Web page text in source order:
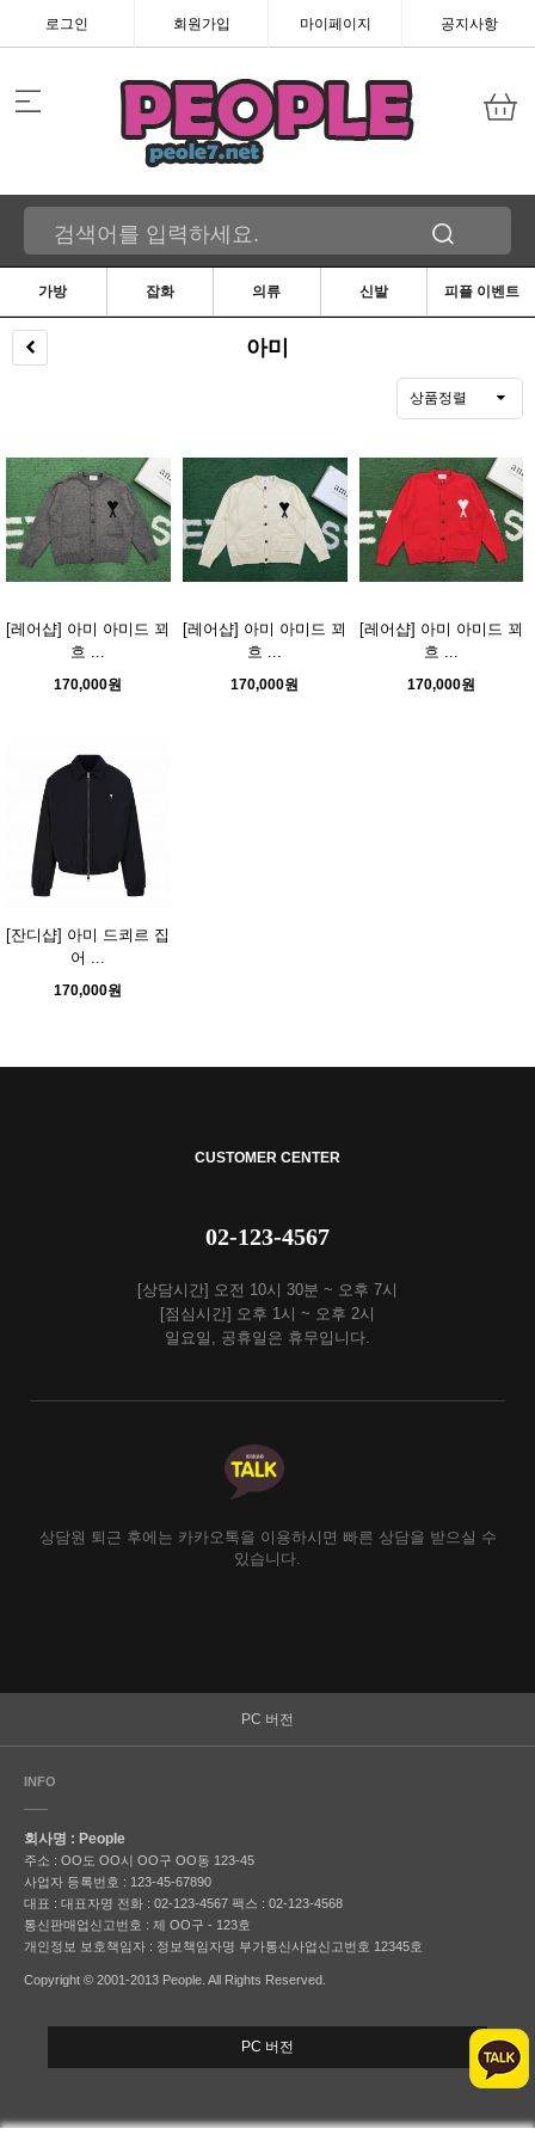
로그인 회원가입 마이페이지 공지사항
가방 잡화 의류 신발 피플 이벤트
아미
상품정렬
[레어샵] 아미 아미드 꾀
흐 ...
170,000원
[레어샵] 아미 아미드 꾀
흐 ...
170,000원
[레어샵] 아미 아미드 꾀
흐 ...
170,000원
[잔디샵] 아미 드쾨르 집
어 ...
170,000원
CUSTOMER CENTER
02-123-4567
[상담시간] 오전 10시 30분 ~ 오후 7시
[점심시간] 오후 1시 ~ 오후 2시
일요일, 공휴일은 휴무입니다.
상담원 퇴근 후에는 카카오톡을 이용하시면 빠른 상담을 받으실 수
있습니다.
PC 버전
INFO
회사명 : People
주소 : OO도 OO시 OO구 OO동 123-45
사업자 등록번호 : 123-45-67890
대표 : 대표자명 전화 : 02-123-4567 팩스 : 02-123-4568
통신판매업신고번호 : 제 OO구 - 123호
개인정보 보호책임자 : 정보책임자명 부가통신사업신고번호 12345호
Copyright © 2001-2013 People. All Rights Reserved.
PC 버전